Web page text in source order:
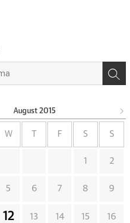
August 2015
W F S S
1 2
5 6 7 8 9
12 13 14 15 16